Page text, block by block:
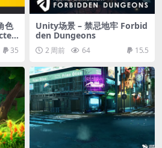
色
35
Unity场景 – 禁忌地牢 Forbid
den Dungeons
2 周前 64 15.5